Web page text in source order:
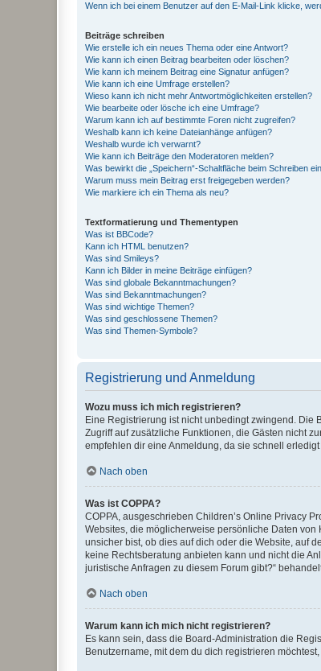
Wenn ich bei einem Benutzer auf den E-Mail-Link klicke,
Beiträge schreiben
Wie erstelle ich ein neues Thema oder eine Antwort?
Wie kann ich einen Beitrag bearbeiten oder löschen?
Wie kann ich meinem Beitrag eine Signatur anfügen?
Wie kann ich eine Umfrage erstellen?
Wieso kann ich nicht mehr Antwortmöglichkeiten erstellen?
Wie bearbeite oder lösche ich eine Umfrage?
Warum kann ich auf bestimmte Foren nicht zugreifen?
Weshalb kann ich keine Dateianhänge anfügen?
Weshalb wurde ich verwarnt?
Wie kann ich Beiträge den Moderatoren melden?
Was bewirkt die „Speichern“-Schaltfläche beim Schreiben
Warum muss mein Beitrag erst freigegeben werden?
Wie markiere ich ein Thema als neu?
Textformatierung und Thementypen
Was ist BBCode?
Kann ich HTML benutzen?
Was sind Smileys?
Kann ich Bilder in meine Beiträge einfügen?
Was sind globale Bekanntmachungen?
Was sind Bekanntmachungen?
Was sind wichtige Themen?
Was sind geschlossene Themen?
Was sind Themen-Symbole?
Registrierung und Anmeldung
Wozu muss ich mich registrieren?
Eine Registrierung ist nicht unbedingt zwingend. Die
Zugriff auf zusätzliche Funktionen, die Gästen nicht
empfehlen dir eine Anmeldung, da sie schnell
Nach oben
Was ist COPPA?
COPPA, ausgeschrieben Children’s Online Privacy
Websites, die möglicherweise persönliche Daten
unsicher bist, ob dies auf dich oder die Website, auf
keine Rechtsberatung anbieten kann und nicht die
juristische Anfragen zu diesem Forum gibt?“
Nach oben
Warum kann ich mich nicht registrieren?
Es kann sein, dass die Board-Administration die
Benutzername, mit dem du dich registrieren